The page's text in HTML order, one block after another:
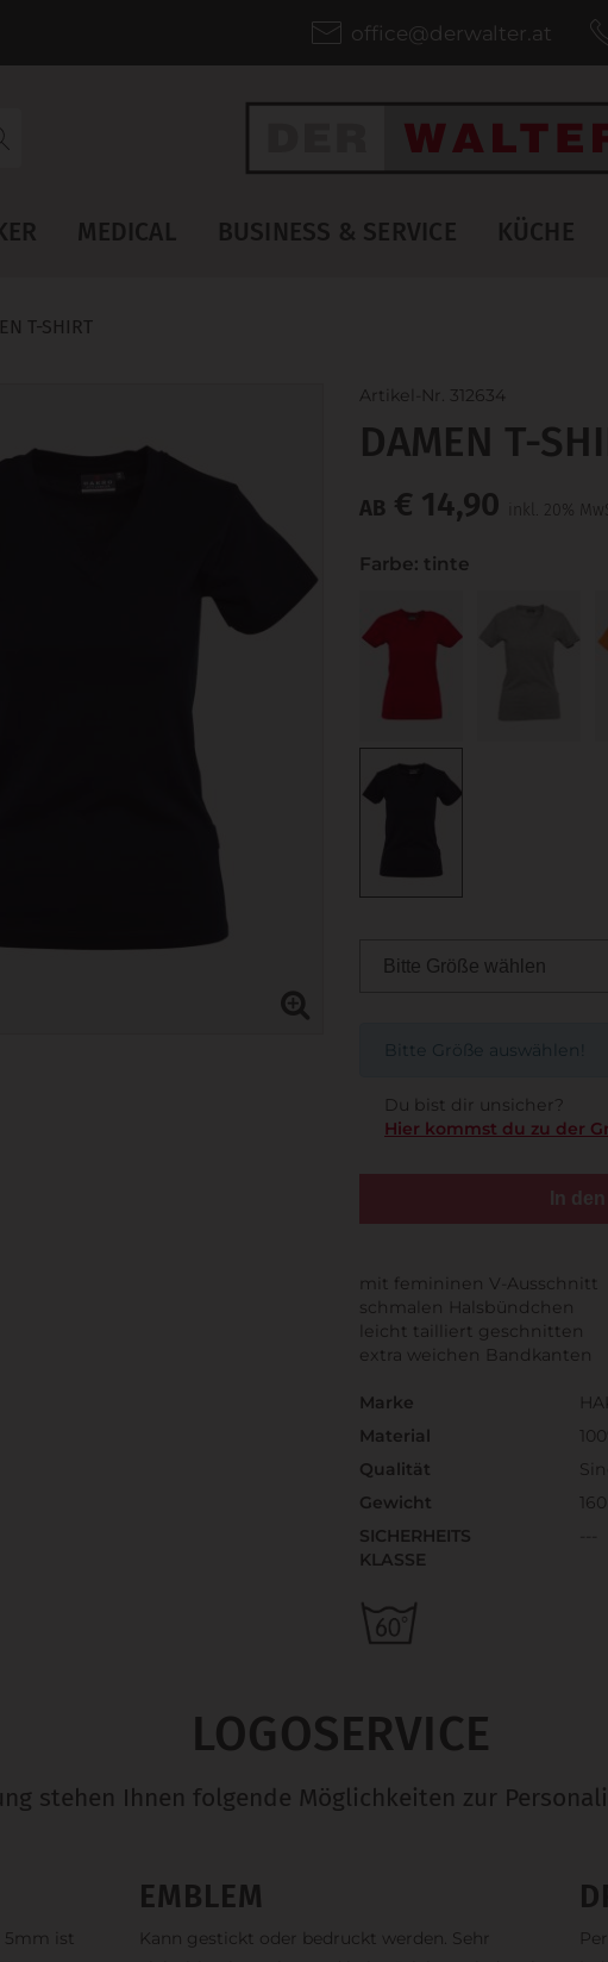
office@derwalter.at
MEDICAL BUSINESS & SERVICE KÜCHE
T-SHIRT
Artikel-Nr. 312634
DAMEN T-
AB € 14,90 inkl. 20%
Farbe: tinte
Bitte Größe auswählen!
Du bist dir unsicher?
Hier kommst du zu der
In
mit femininen V-Ausschnitt
schmalen Halsbündchen
leicht tailliert geschnitten
extra weichen Bandkanten
Marke
Material
Qualität
Gewicht
SICHERHEITS
KLASSE
LOGOSERVICE
stehen Ihnen folgende Möglichkeiten zur
5mm ist
EMBLEM
Kann gestickt oder bedruckt werden. Sehr